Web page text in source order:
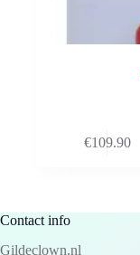
€109.90
Contact info
Gildeclown.nl